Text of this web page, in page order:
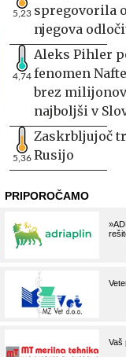
5,23 spregovorila
njegova
4,74
Aleks Pihler
fenomen
brez milijonov
najboljši v
5,36
Zaskrbljujoč
Rusijo